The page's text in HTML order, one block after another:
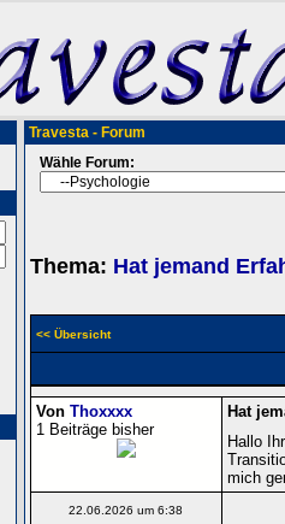
Travesta - Forum
Wähle Forum:
Thema: Hat jemand
<< Übersicht
Von Thoxxxx
1 Beiträge bisher
Hat
Hallo
mich
22.06.2026 um 6:38